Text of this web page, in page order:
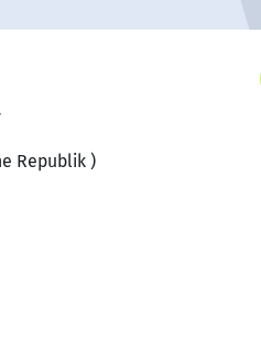
Republik )